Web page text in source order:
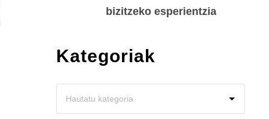
bizitzeko esperientzia
Kategoriak